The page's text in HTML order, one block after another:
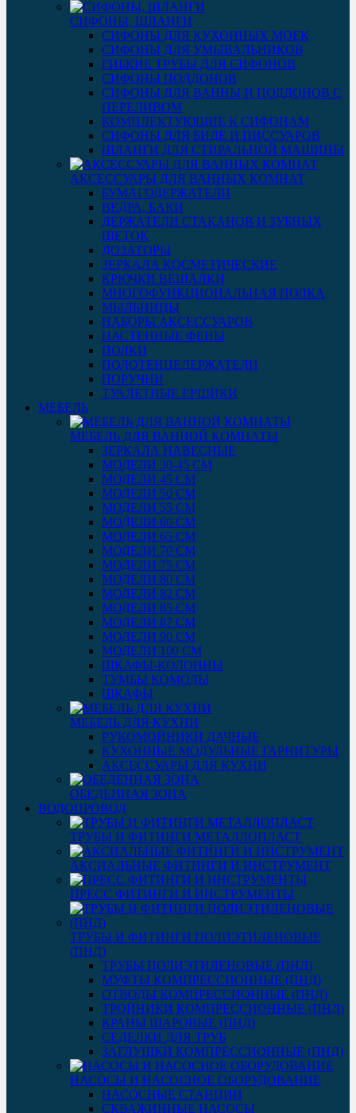
СИФОНЫ, ШЛАНГИ
СИФОНЫ ДЛЯ КУХОННЫХ МОЕК
СИФОНЫ ДЛЯ УМЫВАЛЬНИКОВ
ГИБКИЕ ТРУБЫ ДЛЯ СИФОНОВ
СИФОНЫ ПОДДОНОВ
СИФОНЫ ДЛЯ ВАННЫ И ПОДДОНОВ С
ПЕРЕЛИВОМ
КОМПЛЕКТУЮЩИЕ К СИФОНАМ
СИФОНЫ ДЛЯ БИДЕ И ПИССУАРОВ
ШЛАНГИ ДЛЯ СТИРАЛЬНОЙ МАШИНЫ
АКСЕССУАРЫ ДЛЯ ВАННЫХ КОМНАТ
БУМАГОДЕРЖАТЕЛИ
ВЕДРА, БАКИ
ДЕРЖАТЕЛИ СТАКАНОВ И ЗУБНЫХ
ЩЕТОК
ДОЗАТОРЫ
ЗЕРКАЛА КОСМЕТИЧЕСКИЕ
КРЮЧКИ ВЕШАЛКИ
МНОГОФУНКЦИОНАЛЬНАЯ ПОЛКА
МЫЛЬНИЦЫ
НАБОРЫ АКСЕССУАРОВ
НАСТЕННЫЕ ФЕНЫ
ПОЛКИ
ПОЛОТЕНЦЕДЕРЖАТЕЛИ
ПОРУЧНИ
ТУАЛЕТНЫЕ ЕРШИКИ
МЕБЕЛЬ
МЕБЕЛЬ ДЛЯ ВАННОЙ КОМНАТЫ
ЗЕРКАЛА НАВЕСНЫЕ
МОДЕЛИ 30-45 СМ
МОДЕЛИ 45 СМ
МОДЕЛИ 50 СМ
МОДЕЛИ 55 СМ
МОДЕЛИ 60 СМ
МОДЕЛИ 65 СМ
МОДЕЛИ 70 СМ
МОДЕЛИ 75 СМ
МОДЕЛИ 80 СМ
МОДЕЛИ 82 СМ
МОДЕЛИ 85 СМ
МОДЕЛИ 87 СМ
МОДЕЛИ 90 СМ
МОДЕЛИ 100 СМ
ШКАФЫ-КОЛОННЫ
ТУМБЫ КОМОДЫ
ШКАФЫ
МЕБЕЛЬ ДЛЯ КУХНИ
РУКОМОЙНИКИ ДАЧНЫЕ
КУХОННЫЕ МОДУЛЬНЫЕ ГАРНИТУРЫ
АКСЕССУАРЫ ДЛЯ КУХНИ
ОБЕДЕННАЯ ЗОНА
ВОДОПРОВОД
ТРУБЫ И ФИТИНГИ МЕТАЛЛОПЛАСТ
АКСИАЛЬНЫЕ ФИТИНГИ И ИНСТРУМЕНТ
ПРЕСС ФИТИНГИ И ИНСТРУМЕНТЫ
ТРУБЫ И ФИТИНГИ ПОЛИЭТИЛЕНОВЫЕ
(ПНД)
ТРУБЫ ПОЛИЭТИЛЕНОВЫЕ (ПНД)
МУФТЫ КОМПРЕССИОННЫЕ (ПНД)
ОТВОДЫ КОМПРЕССИОННЫЕ (ПНД)
ТРОЙНИКИ КОМПРЕССИОННЫЕ (ПНД)
КРАНЫ ШАРОВЫЕ (ПНД)
СЕДЕЛКИ ДЛЯ ТРУБ
ЗАГЛУШКИ КОМПРЕССИОННЫЕ (ПНД)
НАСОСЫ И НАСОСНОЕ ОБОРУДОВАНИЕ
НАСОСНЫЕ СТАНЦИИ
СКВАЖИННЫЕ НАСОСЫ